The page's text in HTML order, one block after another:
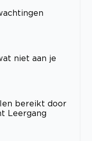
niet aan je
bereikt door
Leergang